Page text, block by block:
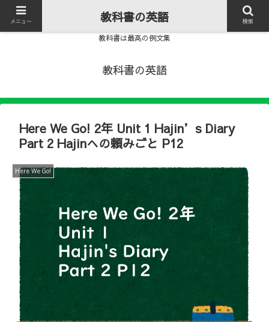
教科書は最高の例文集
教科書の英語
Here We Go! 2年 Unit 1 Hajin’s Diary
Part 2 Hajinへの頼みごと P12
Here We Go!
メニュー 教科書の英語 検索